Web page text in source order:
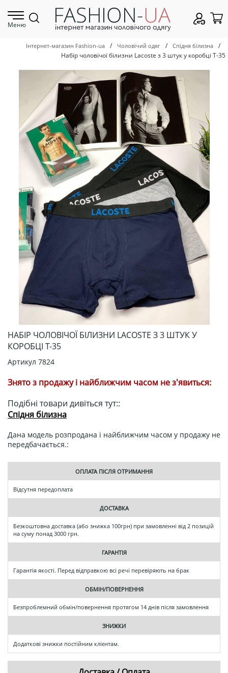
Меню
Інтернет-магазин Fashion-ua / Чоловічий одяг / Спідня білизна
/
Набір чоловічої білизни Lacoste з 3 штук у коробці Т-35
НАБІР ЧОЛОВІЧОЇ БІЛИЗНИ LACOSTE З 3 ШТУК У
КОРОБЦІ Т-35
Артикул 7824
Знято з продажу і найближчим часом не з'явиться:
Подібні товари дивіться тут::
Спідня білизна
Дана модель розпродана і найближчим часом у продажу не
передбачається.:
ОПЛАТА ПІСЛЯ ОТРИМАННЯ
Відсутня передоплата
ДОСТАВКА
Безкоштовна доставка (або знижка 100грн) при замовленні від 2 позицій
на суму понад 3000 грн.
ГАРАНТІЯ
Гарантія якості. Перед відправкою всі речі перевіряють на брак
ОБМІН/ПОВЕРНЕННЯ
Безпроблемний обмін/повернення протягом 14 днів після замовлення
ЗНИЖКИ
Додаткові знижки постійним клієнтам.